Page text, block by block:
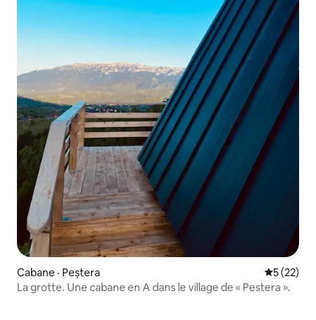
Cabane · Peștera Note
5 (22)
La grotte. Une cabane en A dans le village de « Pestera ».